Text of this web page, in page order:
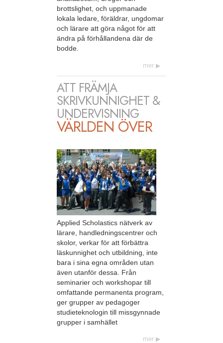
brottslighet, och uppmanade
lokala ledare, föräldrar, ungdomar
och lärare att göra något för att
ändra på förhållandena där de
bodde.
mer
ATT FRÄMJA
SKRIVKUNNIGHET &
UNDERVISNING
VÄRLDEN ÖVER
Applied Scholastics nätverk av
lärare, handledningscentrer och
skolor, verkar för att förbättra
läskunnighet och utbildning, inte
bara i sina egna områden utan
även utanför dessa. Från
seminarier och workshopar till
omfattande permanenta program,
ger grupper av pedagoger
studieteknologin till missgynnade
grupper i samhället
mer